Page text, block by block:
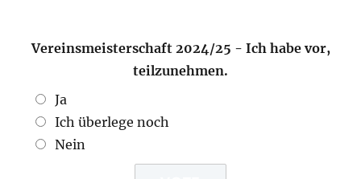
Vereinsmeisterschaft 2024/25 - Ich habe vor,
teilzunehmen.
Ja
Ich überlege noch
Nein